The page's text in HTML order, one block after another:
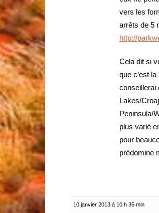
vers les
arrêts de 5
http://
Cela dit si
que c’est
conseillerai
Lakes/
Peninsula/
plus varié
pour
prédomine
10 janvier 2013 à 10 h 35 min